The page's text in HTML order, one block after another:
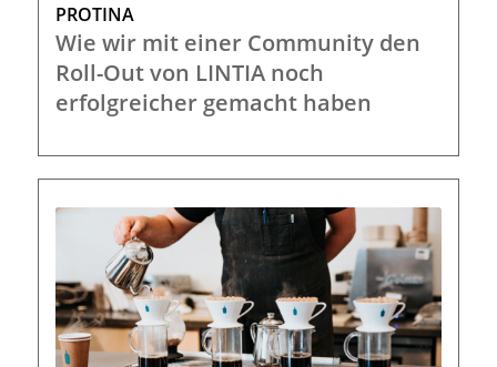
PROTINA
Wie wir mit einer Community den
Roll-Out von LINTIA noch
erfolgreicher gemacht haben